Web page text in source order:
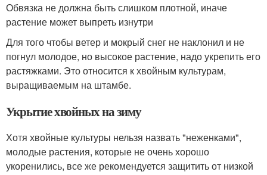
Обвязка не должна быть слишком плотной, иначе
растение может выпреть изнутри
Для того чтобы ветер и мокрый снег не наклонил и не
погнул молодое, но высокое растение, надо укрепить его
растяжками. Это относится к хвойным культурам,
выращиваемым на штамбе.
Укрытие хвойных на зиму
Хотя хвойные культуры нельзя назвать "неженками",
молодые растения, которые не очень хорошо
укоренились, все же рекомендуется защитить от низкой